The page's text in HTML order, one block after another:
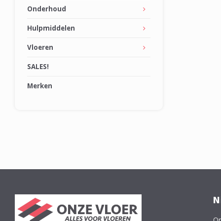
Onderhoud
Hulpmiddelen
Vloeren
SALES!
Merken